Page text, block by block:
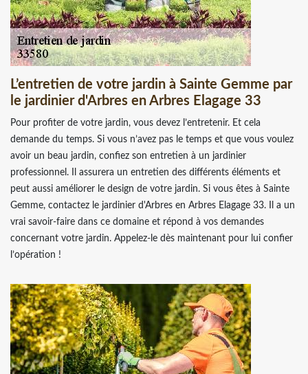
L’entretien de votre jardin à Sainte Gemme par
le jardinier d'Arbres en Arbres Elagage 33
Pour profiter de votre jardin, vous devez l’entretenir. Et cela
demande du temps. Si vous n’avez pas le temps et que vous voulez
avoir un beau jardin, confiez son entretien à un jardinier
professionnel. Il assurera un entretien des différents éléments et
peut aussi améliorer le design de votre jardin. Si vous êtes à Sainte
Gemme, contactez le jardinier d'Arbres en Arbres Elagage 33. Il a un
vrai savoir-faire dans ce domaine et répond à vos demandes
concernant votre jardin. Appelez-le dès maintenant pour lui confier
l’opération !